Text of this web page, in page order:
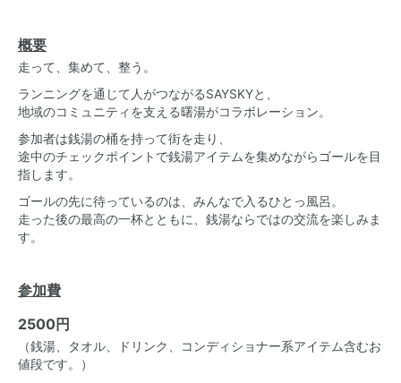
概要
走って、集めて、整う。
ランニングを通じて人がつながるSAYSKYと、
地域のコミュニティを支える曙湯がコラボレーション。
参加者は銭湯の桶を持って街を走り、
途中のチェックポイントで銭湯アイテムを集めながらゴールを目
指します。
ゴールの先に待っているのは、みんなで入るひとっ風呂。
走った後の最高の一杯とともに、銭湯ならではの交流を楽しみま
す。
参加費
2500円
（銭湯、タオル、ドリンク、コンディショナー系アイテム含むお
値段です。）